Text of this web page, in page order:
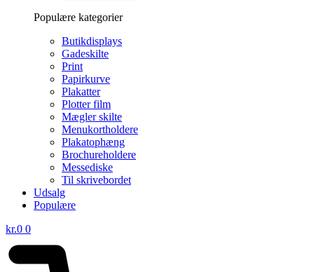
Populære kategorier
Butikdisplays
Gadeskilte
Print
Papirkurve
Plakatter
Plotter film
Mægler skilte
Menukortholdere
Plakatophæng
Brochureholdere
Messediske
Til skrivebordet
Udsalg
Populære
kr.0 0